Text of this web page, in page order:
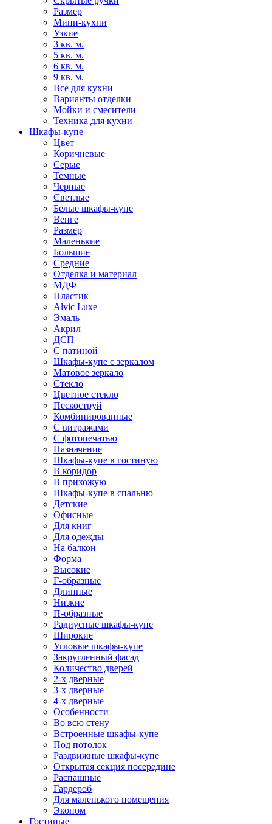
Размер
Мини-кухни
Узкие
3 кв. м.
5 кв. м.
6 кв. м.
9 кв. м.
Все для кухни
Варианты отделки
Мойки и смесители
Техника для кухни
Шкафы-купе
Цвет
Коричневые
Серые
Темные
Черные
Светлые
Белые шкафы-купе
Венге
Размер
Маленькие
Большие
Средние
Отделка и материал
МДФ
Пластик
Alvic Luxe
Эмаль
Акрил
ДСП
С патиной
Шкафы-купе с зеркалом
Матовое зеркало
Стекло
Цветное стекло
Пескоструй
Комбинированные
С витражами
С фотопечатью
Назначение
Шкафы-купе в гостиную
В коридор
В прихожую
Шкафы-купе в спальню
Детские
Офисные
Для книг
Для одежды
На балкон
Форма
Высокие
Г-образные
Длинные
Низкие
П-образные
Радиусные шкафы-купе
Широкие
Угловые шкафы-купе
Закругленный фасад
Количество дверей
2-х дверные
3-х дверные
4-х дверные
Особенности
Во всю стену
Встроенные шкафы-купе
Под потолок
Раздвижные шкафы-купе
Открытая секция посередине
Распашные
Гардероб
Для маленького помещения
Эконом
Гостиные